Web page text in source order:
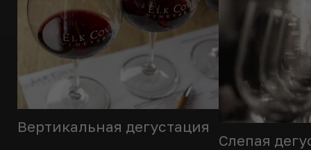
Вертикальная дегустация
Слепая